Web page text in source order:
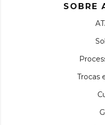
SOBRE
Trocas